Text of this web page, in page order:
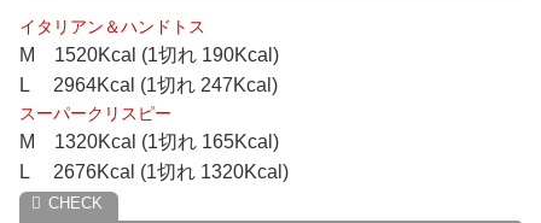
イタリアン＆ハンドトス
M 1520Kcal (1切れ 190Kcal)
L 2964Kcal (1切れ 247Kcal)
スーパークリスピー
M 1320Kcal (1切れ 165Kcal)
L 2676Kcal (1切れ 1320Kcal)